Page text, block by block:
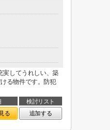
実してうれしい、築
る物件です。防犯
検討リスト
る 追加する